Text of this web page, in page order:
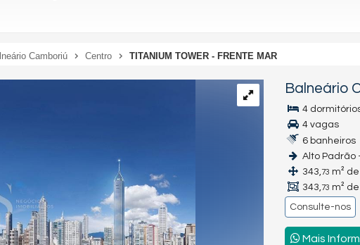
Camboriú Centro TITANIUM TOWER - FRENTE MAR
Balneário
4
4 vagas
6 banheiros
Alto Padrão
343,73 m²
343,73 m²
Consulte-nos
Mais